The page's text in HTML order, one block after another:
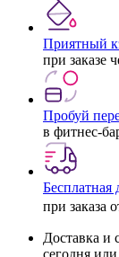
Приятный
при заказе
Пробуй
в фитнес-
Бесплатная
при заказа
Доставка и
сегодня